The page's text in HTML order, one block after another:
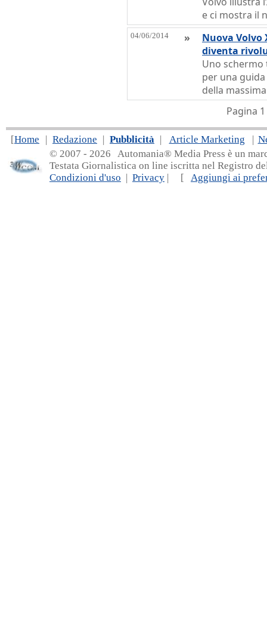
e ci mostra il
04/06/2014 »
Nuova Volvo
diventa
Uno
per una
della
Pagina
[Home | Redazione | Pubblicità | Article Marketing |
© 2007 - 2026 Automania® Media Press è un
Testata Giornalistica on line iscritta nel Registro
Condizioni d'uso | Privacy | [ Aggiungi ai